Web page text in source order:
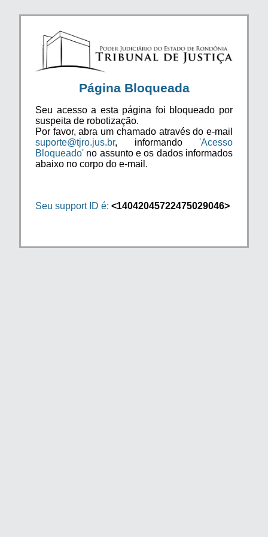
Página Bloqueada
Seu acesso a esta página foi bloqueado por
suspeita de robotização.
Por favor, abra um chamado através do e-mail
suporte@tjro.jus.br, informando 'Acesso
Bloqueado' no assunto e os dados informados
abaixo no corpo do e-mail.
Seu support ID é: <14042045722475029046>